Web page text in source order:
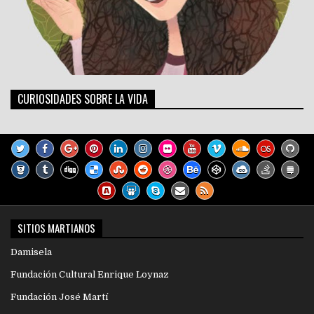
CURIOSIDADES SOBRE LA VIDA
SITIOS MARTIANOS
Damisela
Fundación Cultural Enrique Loynaz
Fundación José Martí